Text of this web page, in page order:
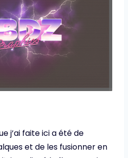
j’ai faite ici a été de
et de les fusionner en